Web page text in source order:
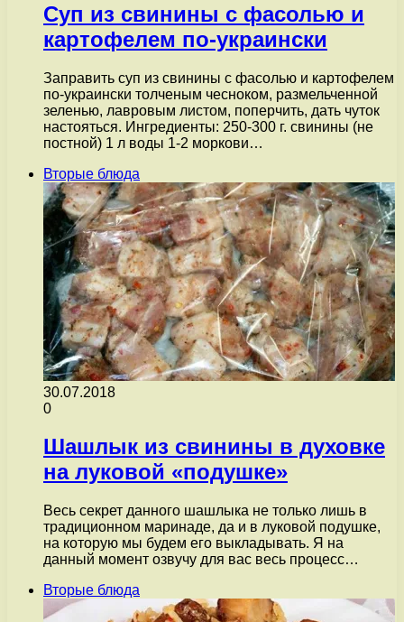
Суп из свинины с фасолью и
картофелем по-украински
Заправить суп из свинины с фасолью и картофелем
по-украински толченым чесноком, размельченной
зеленью, лавровым листом, поперчить, дать чуток
настояться. Ингредиенты: 250-300 г. свинины (не
постной) 1 л воды 1-2 моркови…
Вторые блюда
30.07.2018
0
Шашлык из свинины в духовке
на луковой «подушке»
Весь секрет данного шашлыка не только лишь в
традиционном маринаде, да и в луковой подушке,
на которую мы будем его выкладывать. Я на
данный момент озвучу для вас весь процесс…
Вторые блюда